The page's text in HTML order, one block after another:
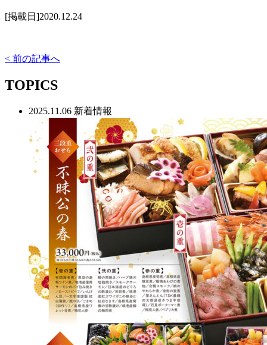
[掲載日]2020.12.24
< 前の記事へ
TOPICS
2025.11.06 新着情報